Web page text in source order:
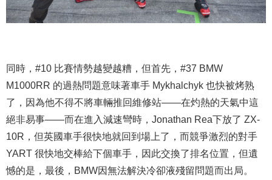
同時，#10 比賽情勢越變越糟，但首先，#37 BMW
M1000RR 的過熱問題意味著車手 Mykhalchyk 也快被烤熟
了，因為他不得不將車輛推回維修站——在灼熱的天氣中這
絕非易事——而在進入減速彎時，Jonathan Rea下放了 ZX-
10R，但英國車手很快地就回到場上了，而競爭激烈的對手
YART 很快地交棒給下個車手，因此交換了排名位置，但遺
憾的是，最後，BMW因無法解決冷卻液殘留問題而出局。